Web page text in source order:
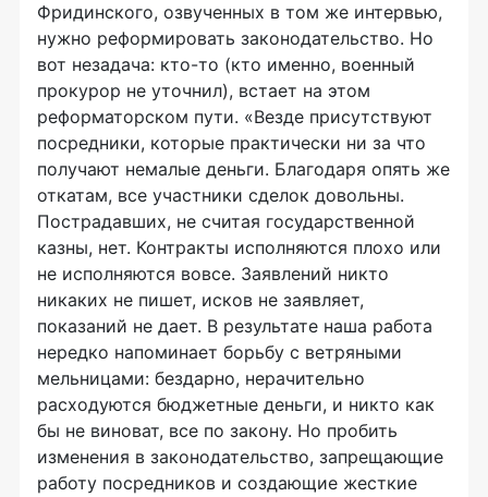
Фридинского, озвученных в том же интервью,
нужно реформировать законодательство. Но
вот незадача: кто-то (кто именно, военный
прокурор не уточнил), встает на этом
реформаторском пути. «Везде присутствуют
посредники, которые практически ни за что
получают немалые деньги. Благодаря опять же
откатам, все участники сделок довольны.
Пострадавших, не считая государственной
казны, нет. Контракты исполняются плохо или
не исполняются вовсе. Заявлений никто
никаких не пишет, исков не заявляет,
показаний не дает. В результате наша работа
нередко напоминает борьбу с ветряными
мельницами: бездарно, нерачительно
расходуются бюджетные деньги, и никто как
бы не виноват, все по закону. Но пробить
изменения в законодательство, запрещающие
работу посредников и создающие жесткие